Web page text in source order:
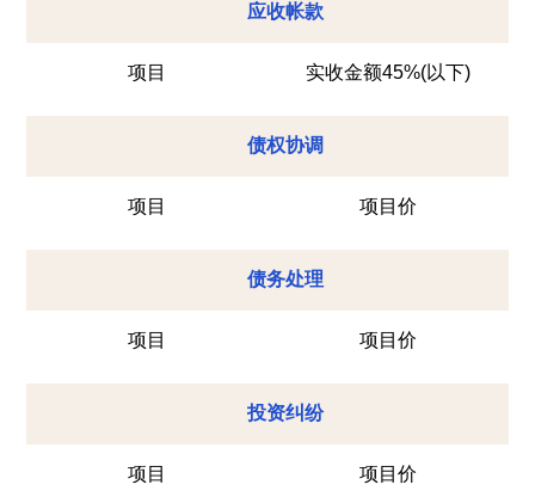
应收帐款
项目 实收金额45%(以下)
债权协调
项目 项目价
债务处理
项目 项目价
投资纠纷
项目 项目价